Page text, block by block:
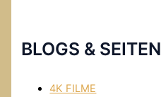
BLOGS & SEITEN
4K FILME